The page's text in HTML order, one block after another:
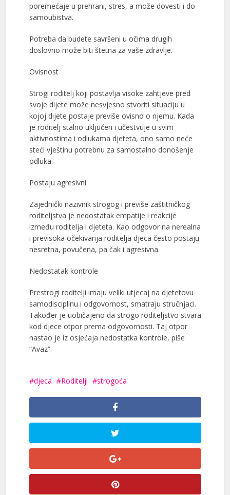
poremećaje u prehrani, stres, a može dovesti i do
samoubistva.
Potreba da budete savršeni u očima drugih
doslovno može biti štetna za vaše zdravlje.
Ovisnost
Strogi roditelj koji postavlja visoke zahtjeve pred
svoje dijete može nesvjesno stvoriti situaciju u
kojoj dijete postaje previše ovisno o njemu. Kada
je roditelj stalno uključen i učestvuje u svim
aktivnostima i odlukama djeteta, ono samo neće
steći vještinu potrebnu za samostalno donošenje
odluka.
Postaju agresivni
Zajednički nazivnik strogog i previše zaštitničkog
roditeljstva je nedostatak empatije i reakcije
između roditelja i djeteta. Kao odgovor na nerealna
i previsoka očekivanja roditelja djeca često postaju
nesretna, povučena, pa čak i agresivna.
Nedostatak kontrole
Prestrogi roditelji imaju veliki utjecaj na djetetovu
samodisciplinu i odgovornost, smatraju stručnjaci.
Također je uobičajeno da strogo roditeljstvo stvara
kod djece otpor prema odgovornosti. Taj otpor
nastao je iz osjećaja nedostatka kontrole, piše
“Avaz“.
djeca Roditelji strogoća